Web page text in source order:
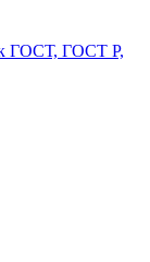
ГОСТ, ГОСТ Р,